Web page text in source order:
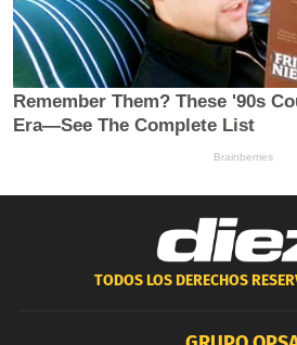
TODOS LOS DERECHOS